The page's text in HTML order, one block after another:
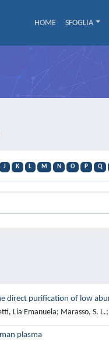
HOME SFOGLIA
J K L M N O P Q
direct purification of low
Lia Emanuela; Marasso, S.
plasma